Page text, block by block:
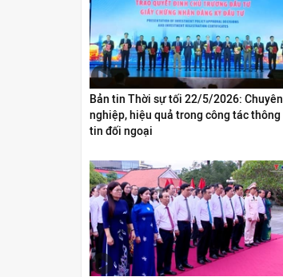
Bản tin Thời sự tối 22/5/2026: Chuyên
nghiệp, hiệu quả trong công tác thông
tin đối ngoại